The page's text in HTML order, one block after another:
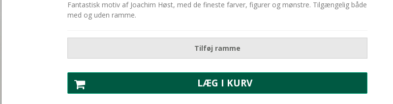
Fantastisk motiv af Joachim Høst, med de fineste farver, figurer og mønstre. Tilgængelig både
med og uden ramme.
Tilføj ramme
LÆG I KURV